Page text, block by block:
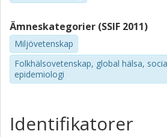
Ämneskategorier (SSIF 2011)
Miljövetenskap
Folkhälsovetenskap, global hälsa,
epidemiologi
Identifikatorer